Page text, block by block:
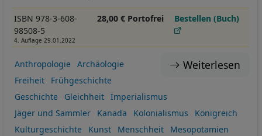
ISBN 978-3-608-
98508-5
4. Auflage 29.01.2022
28,00 € Portofrei Bestellen (Buch)
Weiterlesen
Anthropologie
Archäologie
Freiheit
Frühgeschichte
Geschichte
Gleichheit
Imperialismus
Jäger und Sammler
Kanada Kolonialismus
Königreich
Kulturgeschichte
Kunst Menschheit
Mesopotamien